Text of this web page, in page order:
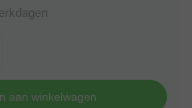
aan winkelwagen